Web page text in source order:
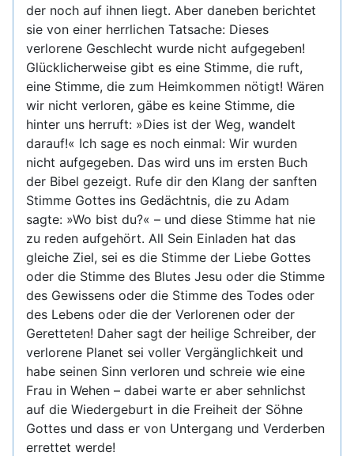
der noch auf ihnen liegt. Aber daneben berichtet
sie von einer herrlichen Tatsache: Dieses
verlorene Geschlecht wurde nicht aufgegeben!
Glücklicherweise gibt es eine Stimme, die ruft,
eine Stimme, die zum Heimkommen nötigt! Wären
wir nicht verloren, gäbe es keine Stimme, die
hinter uns herruft: »Dies ist der Weg, wandelt
darauf!« Ich sage es noch einmal: Wir wurden
nicht aufgegeben. Das wird uns im ersten Buch
der Bibel gezeigt. Rufe dir den Klang der sanften
Stimme Gottes ins Gedächtnis, die zu Adam
sagte: »Wo bist du?« – und diese Stimme hat nie
zu reden aufgehört. All Sein Einladen hat das
gleiche Ziel, sei es die Stimme der Liebe Gottes
oder die Stimme des Blutes Jesu oder die Stimme
des Gewissens oder die Stimme des Todes oder
des Lebens oder die der Verlorenen oder der
Geretteten! Daher sagt der heilige Schreiber, der
verlorene Planet sei voller Vergänglichkeit und
habe seinen Sinn verloren und schreie wie eine
Frau in Wehen – dabei warte er aber sehnlichst
auf die Wiedergeburt in die Freiheit der Söhne
Gottes und dass er von Untergang und Verderben
errettet werde!